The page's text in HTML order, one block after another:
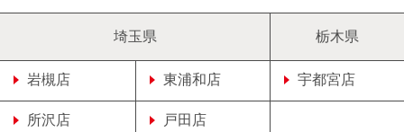
埼玉県
岩槻店 東浦和店
所沢店 戸田店
栃木県
宇都宮店